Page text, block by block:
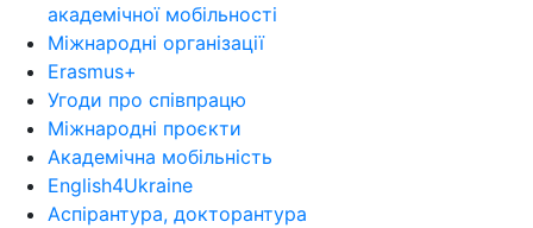
академічної мобільності
Міжнародні організації
Erasmus+
Угоди про співпрацю
Міжнародні проєкти
Академічна мобільність
English4Ukraine
Аспірантура, докторантура